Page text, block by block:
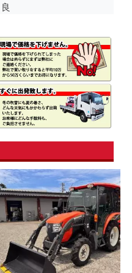
良